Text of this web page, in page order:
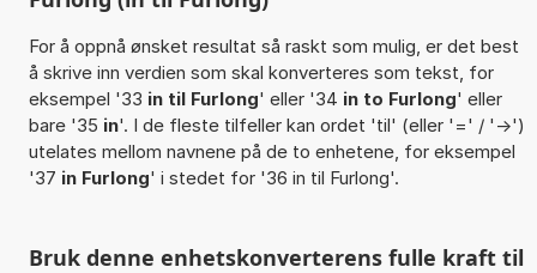
For å oppnå ønsket resultat så raskt som mulig, er det best
å skrive inn verdien som skal konverteres som tekst, for
eksempel '33 in til Furlong' eller '34 in to Furlong' eller
bare '35 in'. I de fleste tilfeller kan ordet 'til' (eller '=' / '->')
utelates mellom navnene på de to enhetene, for eksempel
'37 in Furlong' i stedet for '36 in til Furlong'.
Bruk denne enhetskonverterens fulle kraft til